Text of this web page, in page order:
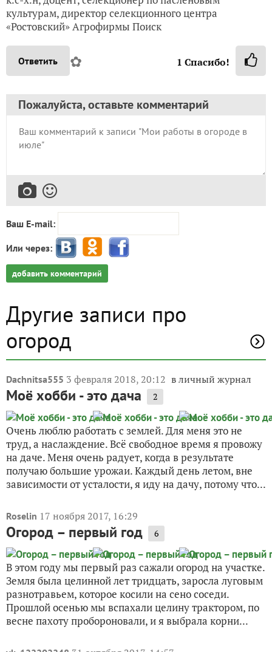
культурам, директор селекционного центра
«Ростовский» Агрофирмы Поиск
Ответить ✿ 1 Спасибо!
Пожалуйста, оставьте комментарий
Ваш E-mail:
Или через:
добавить комментарий
Другие записи про
огород
Dachnitsa555 3 февраля 2018, 20:12 в личный журнал
Моё хобби - это дача 2
Очень люблю работать с землей. Для меня это не
труд, а наслаждение. Всё свободное время я провожу
на даче. Меня очень радует, когда в результате
получаю большие урожаи. Каждый день летом, вне
зависимости от усталости, я иду на дачу, потому что...
Roselin 17 ноября 2017, 16:29
Огород – первый год 6
В этом году мы первый раз сажали огород на участке.
Земля была целинной лет тридцать, заросла луговым
разнотравьем, которое косили на сено соседи.
Прошлой осенью мы вспахали целину трактором, по
весне пахоту пробороновали, и я выбрала корни...